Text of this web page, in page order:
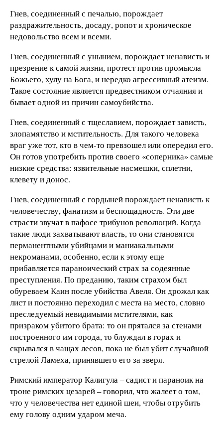
Гнев, соединенный с печалью, порождает
раздражительность, досаду, ропот и хроническое
недовольство всем и всеми.
Гнев, соединенный с унынием, порождает ненависть и
презрение к самой жизни, протест против промысла
Божьего, хулу на Бога, и нередко агрессивный атеизм.
Такое состояние является предвестником отчаяния и
бывает одной из причин самоубийства.
Гнев, соединенный с тщеславием, порождает зависть,
злопамятство и мстительность. Для такого человека
враг уже тот, кто в чем-то превзошел или опередил его.
Он готов употребить против своего «соперника» самые
низкие средства: язвительные насмешки, сплетни,
клевету и донос.
Гнев, соединенный с гордыней порождает ненависть к
человечеству, фанатизм и беспощадность. Эти две
страсти звучат в пафосе трибунов революций. Когда
такие люди захватывают власть, то они становятся
перманентными убийцами и маниакальными
некроманами, особенно, если к этому еще
прибавляется параноический страх за содеянные
преступления. По преданию, таким страхом был
обуреваем Каин после убийства Авеля. Он дрожал как
лист и постоянно переходил с места на место, словно
преследуемый невидимыми мстителями, как
призраком убитого брата: то он прятался за стенами
построенного им города, то блуждал в горах и
скрывался в чащах лесов, пока не был убит случайной
стрелой Ламеха, принявшего его за зверя.
Римский император Калигула – садист и параноик на
троне римских цезарей – говорил, что жалеет о том,
что у человечества нет единой шеи, чтобы отрубить
ему голову одним ударом меча.